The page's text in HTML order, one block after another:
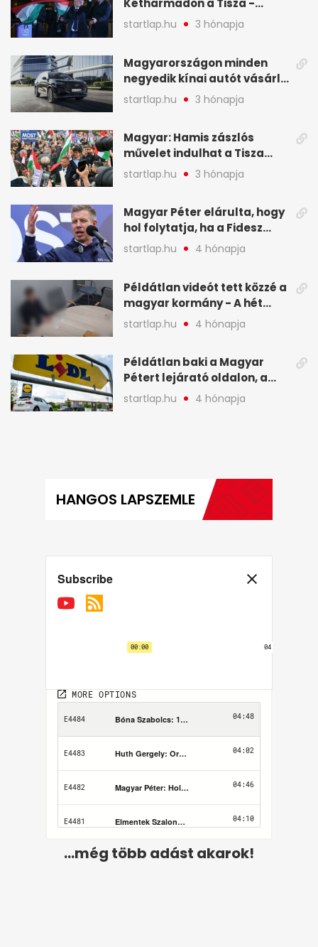
Kétharmadon a Tisza -
mutatjuk, hogyan alakulnak
a mandátumok
startlap.hu 3 hónapja
Magyarországon minden
negyedik kínai autót vásárló
a Chery mellett döntött (X)
startlap.hu 3 hónapja
Magyar: Hamis zászlós
művelet indulhat a Tisza
ellen a választás napján - A
hét legfontosabb eseményei
startlap.hu 3 hónapja
Magyar Péter elárulta, hogy
hol folytatja, ha a Fidesz
nyeri a választást - A hét
legfontosabb hírei
startlap.hu 4 hónapja
Példátlan videót tett közzé a
magyar kormány - A hét
legfontosabb hírei
képekben
startlap.hu 4 hónapja
Példátlan baki a Magyar
Pétert lejárató oldalon, a
Lidlnek azonnal lépnie
kellett - A hét legfontosabb
startlap.hu 4 hónapja
HANGOS LAPSZEMLE
...még több adást akarok!